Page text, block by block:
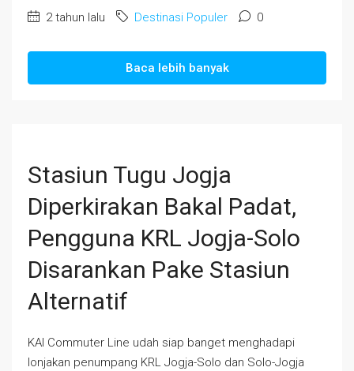
2 tahun lalu Destinasi Populer 0
Baca lebih banyak
Stasiun Tugu Jogja
Diperkirakan Bakal Padat,
Pengguna KRL Jogja-Solo
Disarankan Pake Stasiun
Alternatif
KAI Commuter Line udah siap banget menghadapi
lonjakan penumpang KRL Jogja-Solo dan Solo-Jogja